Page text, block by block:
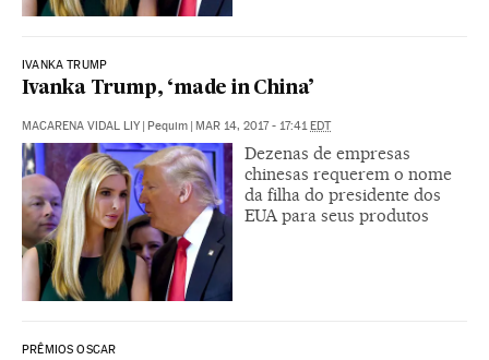
IVANKA TRUMP
Ivanka Trump, ‘made in China’
MACARENA VIDAL LIY Pequim MAR 14, 2017 - 17:41 EDT
Dezenas de empresas
chinesas requerem o nome
da filha do presidente dos
EUA para seus produtos
PRÊMIOS OSCAR